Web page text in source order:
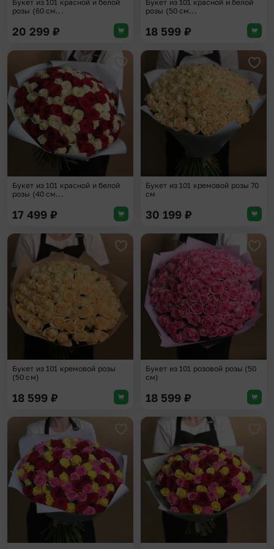
Букет из 101 красной и белой
розы (60 см...
20 299 ₽
Букет из 101 красной и белой
розы (50 см...
18 599 ₽
Добавить в избранное
Букет из 101 красной и белой
розы (40 см...
17 499 ₽
Букет из 101 кремовой розы 70
см
30 199 ₽
Добавить в избранное
Букет из 101 кремовой розы
(50 см)
18 599 ₽
Букет из 101 розовой розы (50
см)
18 599 ₽
Добавить в избранное